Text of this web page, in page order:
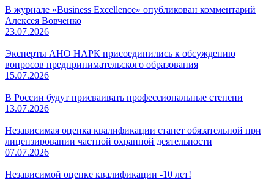
В журнале «Business Excellence» опубликован комментарий
Алексея Вовченко
23.07.2026
Эксперты АНО НАРК присоединились к обсуждению
вопросов предпринимательского образования
15.07.2026
В России будут присваивать профессиональные степени
13.07.2026
Независимая оценка квалификации станет обязательной при
лицензировании частной охранной деятельности
07.07.2026
Независимой оценке квалификации -10 лет!